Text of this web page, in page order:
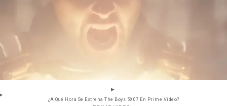
¿A Qué Hora Se Estrena The Boys 5X07 En Prime Video?